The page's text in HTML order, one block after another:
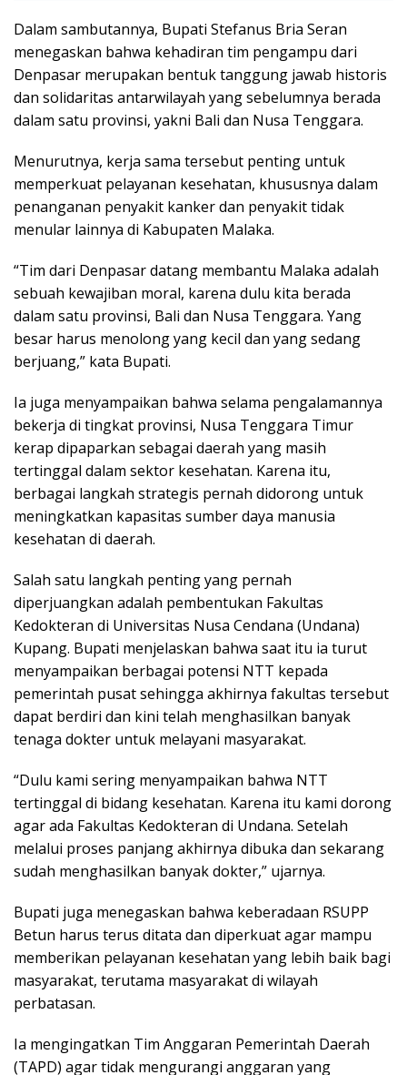
Dalam sambutannya, Bupati Stefanus Bria Seran
menegaskan bahwa kehadiran tim pengampu dari
Denpasar merupakan bentuk tanggung jawab historis
dan solidaritas antarwilayah yang sebelumnya berada
dalam satu provinsi, yakni Bali dan Nusa Tenggara.
Menurutnya, kerja sama tersebut penting untuk
memperkuat pelayanan kesehatan, khususnya dalam
penanganan penyakit kanker dan penyakit tidak
menular lainnya di Kabupaten Malaka.
“Tim dari Denpasar datang membantu Malaka adalah
sebuah kewajiban moral, karena dulu kita berada
dalam satu provinsi, Bali dan Nusa Tenggara. Yang
besar harus menolong yang kecil dan yang sedang
berjuang,” kata Bupati.
Ia juga menyampaikan bahwa selama pengalamannya
bekerja di tingkat provinsi, Nusa Tenggara Timur
kerap dipaparkan sebagai daerah yang masih
tertinggal dalam sektor kesehatan. Karena itu,
berbagai langkah strategis pernah didorong untuk
meningkatkan kapasitas sumber daya manusia
kesehatan di daerah.
Salah satu langkah penting yang pernah
diperjuangkan adalah pembentukan Fakultas
Kedokteran di Universitas Nusa Cendana (Undana)
Kupang. Bupati menjelaskan bahwa saat itu ia turut
menyampaikan berbagai potensi NTT kepada
pemerintah pusat sehingga akhirnya fakultas tersebut
dapat berdiri dan kini telah menghasilkan banyak
tenaga dokter untuk melayani masyarakat.
“Dulu kami sering menyampaikan bahwa NTT
tertinggal di bidang kesehatan. Karena itu kami dorong
agar ada Fakultas Kedokteran di Undana. Setelah
melalui proses panjang akhirnya dibuka dan sekarang
sudah menghasilkan banyak dokter,” ujarnya.
Bupati juga menegaskan bahwa keberadaan RSUPP
Betun harus terus ditata dan diperkuat agar mampu
memberikan pelayanan kesehatan yang lebih baik bagi
masyarakat, terutama masyarakat di wilayah
perbatasan.
Ia mengingatkan Tim Anggaran Pemerintah Daerah
(TAPD) agar tidak mengurangi anggaran yang